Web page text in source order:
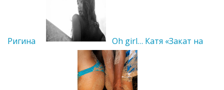
Ригина Oh girl… Катя «Закат на